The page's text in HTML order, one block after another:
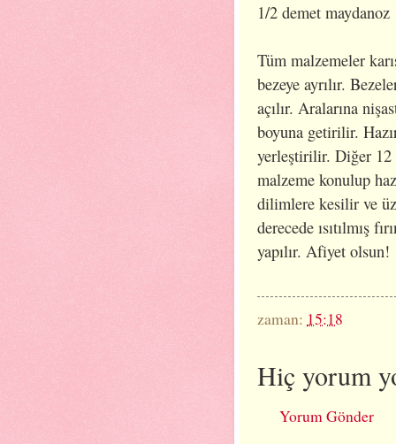
1/2 demet maydanoz
Tüm malzemeler
bezeye ayrılır.
açılır. Aralarına
boyuna getirilir.
yerleştirilir. Diğer 12
malzeme konulup
dilimlere kesilir ve
derecede ısıtılmış
yapılır. Afiyet olsun!
zaman: 15:18
Hiç yorum
Yorum Gönder